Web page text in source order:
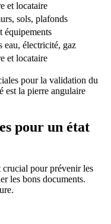
et locataire
sols, plafonds
équipements
eau, électricité, gaz
et locataire
pour la validation du
est la pierre angulaire
pour un état
crucial pour prévenir les
les bons documents.